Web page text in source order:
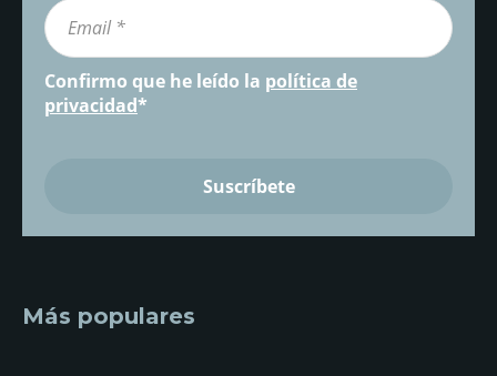
Confirmo que he leído la política de
privacidad*
Más populares